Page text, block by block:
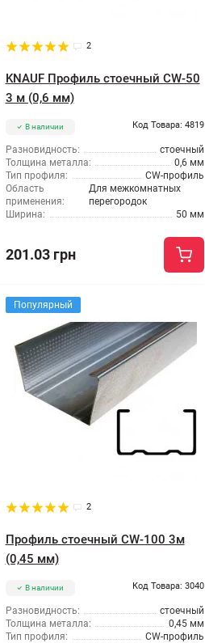
2
KNAUF Профиль стоечный CW-50
3 м (0,6 мм)
В наличии Код Товара: 4819
Разновидность:
стоечный
Толщина металла:
0,6 мм
Тип профиля:
CW-профиль
Область
применения:
Для межкомнатных
перегородок
Ширина:
50 мм
201.03 грн
Популярный
2
Профиль стоечный CW-100 3м
(0,45 мм)
В наличии Код Товара: 3040
Разновидность:
стоечный
Толщина металла:
0,45 мм
Тип профиля:
CW-профиль